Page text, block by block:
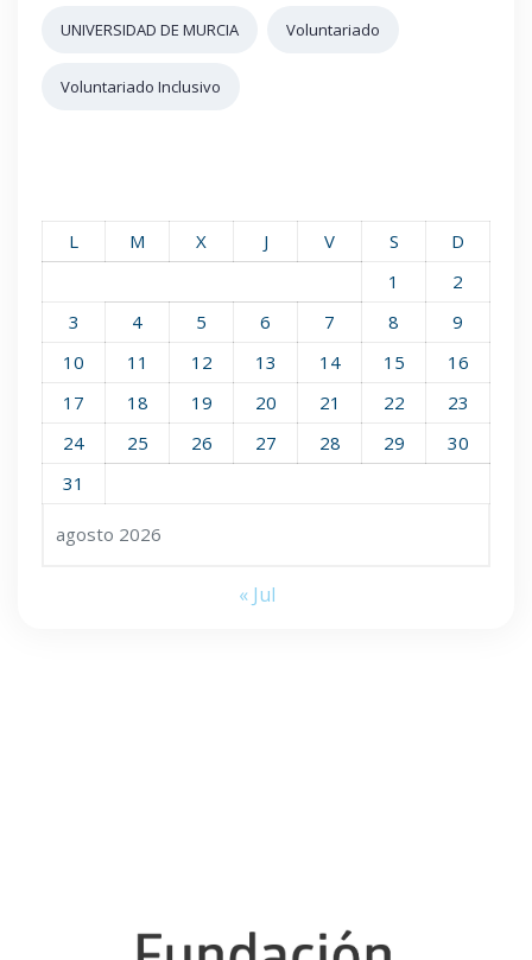
UNIVERSIDAD DE MURCIA Voluntariado
Voluntariado Inclusivo
agosto 2026
L M X J V S
D
1
2
3
4 5 6 7 8
9
10
11 12 13 14 15
16
17
18 19 20 21 22
23
24
25 26 27 28 29
30
31
« Jul